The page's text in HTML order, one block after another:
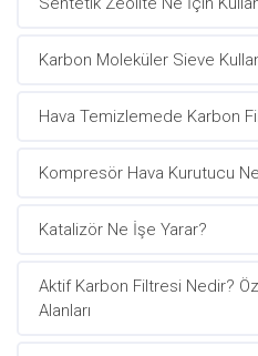
Karbon Moleküler Sieve
Hava Temizlemede Karbon
Kompresör Hava Kurutucu
Katalizör Ne İşe Yarar?
Aktif Karbon Filtresi Nedir?
Alanları